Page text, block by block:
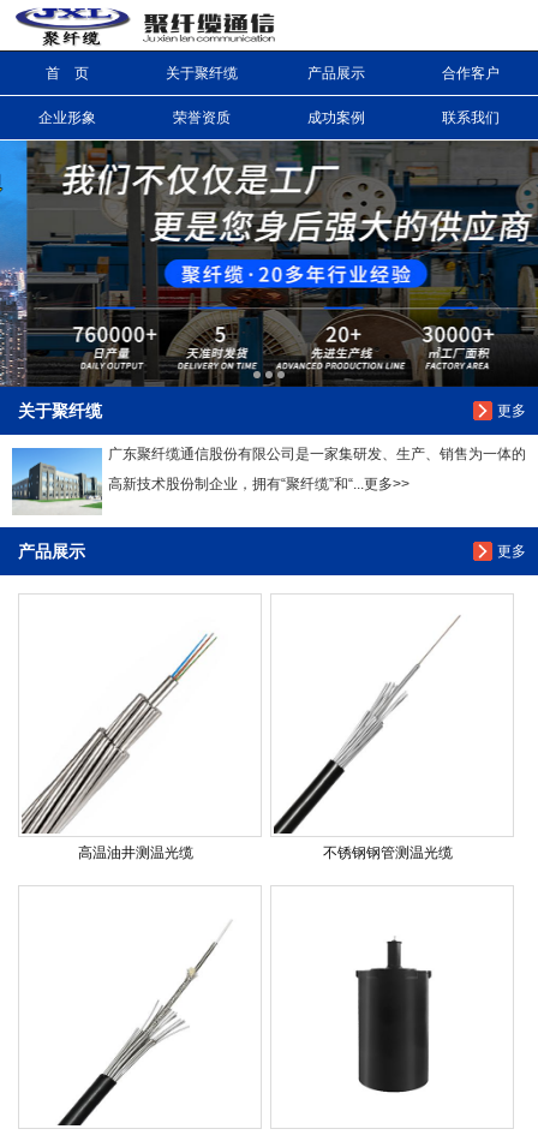
首 页 关于聚纤缆 产品展示 合作客户
企业形象 荣誉资质 成功案例 联系我们
更多
关于聚纤缆
广东聚纤缆通信股份有限公司是一家集研发、生产、销售为一体的
高新技术股份制企业，拥有“聚纤缆”和“...更多>>
更多
产品展示
高温油井测温光缆 不锈钢钢管测温光缆
信息搜索
搜索